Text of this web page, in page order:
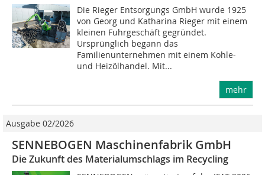
Die Rieger Entsorgungs GmbH wurde 1925
von Georg und Katharina Rieger mit einem
kleinen Fuhrgeschäft gegründet.
Ursprünglich begann das
Familienunternehmen mit einem Kohle-
und Heizölhandel. Mit...
mehr
Ausgabe 02/2026
SENNEBOGEN Maschinenfabrik GmbH
Die Zukunft des Materialumschlags im Recycling